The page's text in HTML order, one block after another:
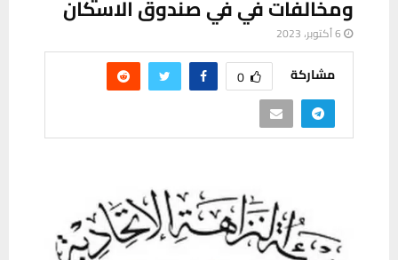
ومخالفات في في صندوق الاسكان
6 أكتوبر، 2023
مشاركة 0